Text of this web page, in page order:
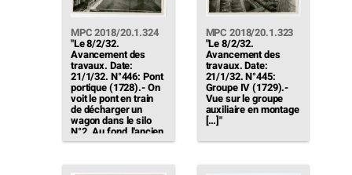
MPC 2018/20.1.324
"Le 8/2/32.
Avancement des
travaux. Date:
21/1/32. N°446: Pont
portique (1728).- On
voit le pont en train
de décharger un
wagon dans le silo
N°2. Au fond, l'ancien
parc à charbon"
MPC 2018/20.1.323
"Le 8/2/32.
Avancement des
travaux. Date:
21/1/32. N°445:
Groupe IV (1729).-
Vue sur le groupe
auxiliaire en montage
[…]"